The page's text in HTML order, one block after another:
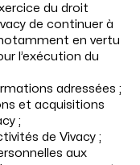
du droit
de continuer à
en vertu
l’exécution du
adressées ;
et acquisitions
;
de Vivacy ;
aux